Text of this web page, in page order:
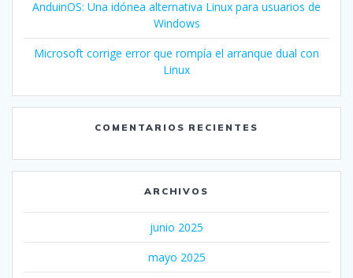
AnduinOS: Una idónea alternativa Linux para usuarios de
Windows
Microsoft corrige error que rompía el arranque dual con
Linux
COMENTARIOS RECIENTES
ARCHIVOS
junio 2025
mayo 2025